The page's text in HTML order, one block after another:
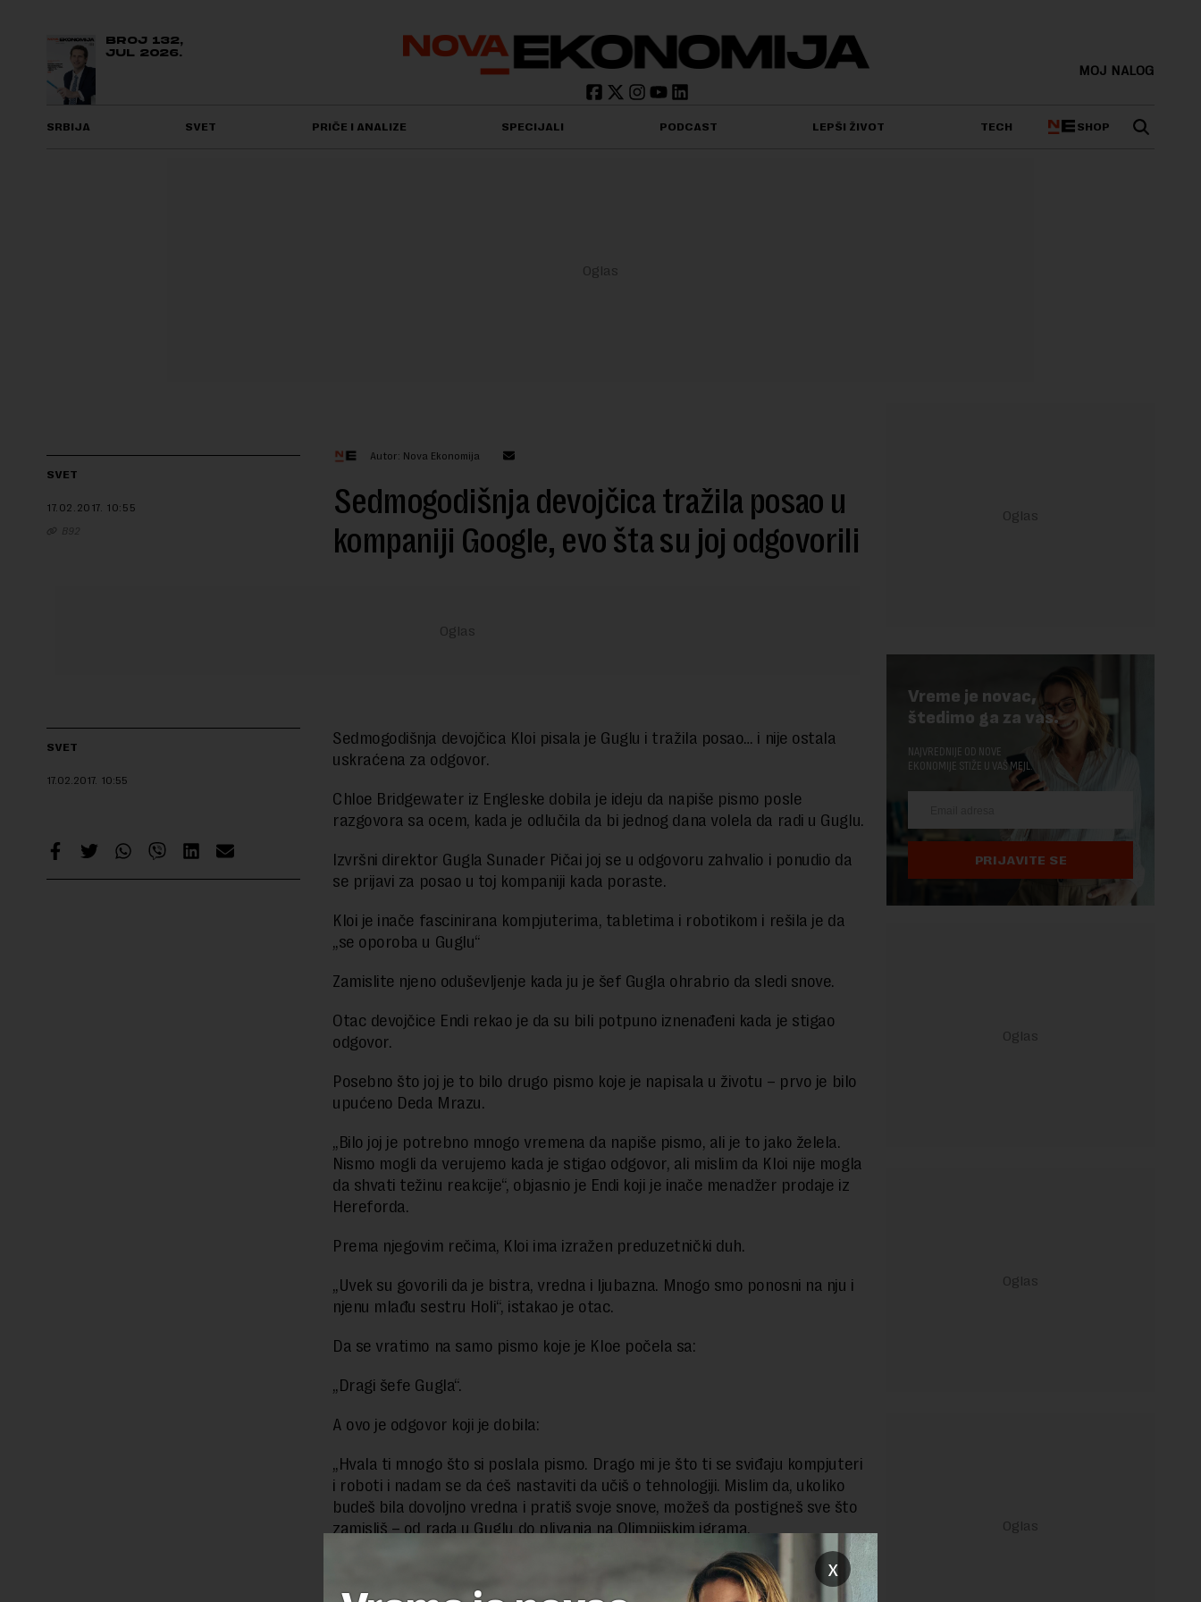
BROJ 132,
JUL 2026.
MOJ NALOG
SRBIJA SVET PRIČE I ANALIZE SPECIJALI PODCAST LEPŠI ŽIVOT TECH SHOP
SVET
17.02.2017. 10:55
B92
Autor: Nova Ekonomija
Sedmogodišnja devojčica tražila posao u
kompaniji Google, evo šta su joj odgovorili
SVET
17.02.2017. 10:55
Sedmogodišnja devojčica Kloi pisala je Guglu i tražila posao… i nije ostala
uskraćena za odgovor.
Chloe Bridgewater iz Engleske dobila je ideju da napiše pismo posle
razgovora sa ocem, kada je odlučila da bi jednog dana volela da radi u Guglu.
Izvršni direktor Gugla Sunader Pičai joj se u odgovoru zahvalio i ponudio da
se prijavi za posao u toj kompaniji kada poraste.
Kloi je inače fascinirana kompjuterima, tabletima i robotikom i rešila je da
„se oporoba u Guglu“
Zamislite njeno oduševljenje kada ju je šef Gugla ohrabrio da sledi snove.
Otac devojčice Endi rekao je da su bili potpuno iznenađeni kada je stigao
odgovor.
Posebno što joj je to bilo drugo pismo koje je napisala u životu – prvo je bilo
upućeno Deda Mrazu.
„Bilo joj je potrebno mnogo vremena da napiše pismo, ali je to jako želela.
Nismo mogli da verujemo kada je stigao odgovor, ali mislim da Kloi nije mogla
da shvati težinu reakcije“, objasnio je Endi koji je inače menadžer prodaje iz
Hereforda.
Prema njegovim rečima, Kloi ima izražen preduzetnički duh.
„Uvek su govorili da je bistra, vredna i ljubazna. Mnogo smo ponosni na nju i
njenu mlađu sestru Holi“, istakao je otac.
Da se vratimo na samo pismo koje je Kloe počela sa:
„Dragi šefe Gugla“.
A ovo je odgovor koji je dobila:
„Hvala ti mnogo što si poslala pismo. Drago mi je što ti se sviđaju kompjuteri
i roboti i nadam se da ćeš nastaviti da učiš o tehnologiji. Mislim da, ukoliko
budeš bila dovoljno vredna i pratiš svoje snove, možeš da postigneš sve što
zamisliš – od rada u Guglu do plivanja na Olimpijskim igrama.
Željno iščekujem tvoju prijavu za posao kada završiš školu.
Vreme je novac,
štedimo ga za vas.
NAJVREDNIJE OD NOVE
EKONOMIJE STIŽE U VAŠ MEJL.
PRIJAVITE SE
x